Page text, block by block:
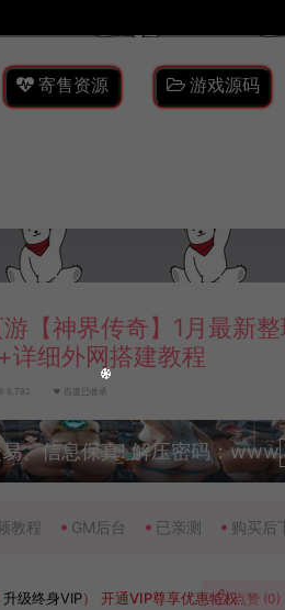
寄售资源 游戏源码
【神界传奇】1月最新
详细外网搭建教程
6,782 百度已收录
、信息保真! 解压密码：
教程 GM后台 已亲测 购买后
升级终身VIP）开通VIP尊享优惠特权点赞 (0)